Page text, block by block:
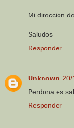
Mi dirección
Saludos
Responder
Unknown 20/
Perdona es
Responder